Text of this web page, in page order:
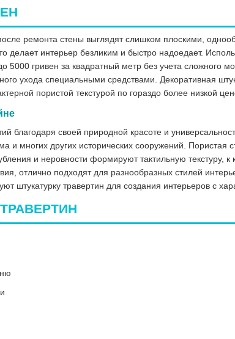
ремонта стены выглядят слишком плоскими,
интерьер безликим и быстро надоедает.
гривен за квадратный метр без учета сложного
ухода специальными средствами. Декоративная
пористой текстурой по гораздо более низкой
благодаря своей природной красоте и
многих других исторических сооружений. Пористая
и неровности формируют тактильную текстуру, к
отлично подходят для разнообразных стилей
штукатурку травертин для создания интерьеров с